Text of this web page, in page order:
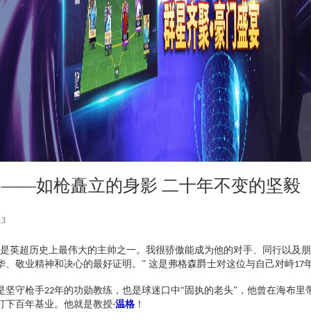
如枪矗立的身影 二十年不变的坚毅
英超历史上最伟大的主帅之一。我很骄傲能成为他的对手、同行以及
、敬业精神和决心的最好证明。” 这是弗格森爵士对这位与自己对峙17
坚守枪手22年的功勋教练，也是球迷口中“固执的老头”，他曾在海布里
下百年基业。他就是教授-温格 ！